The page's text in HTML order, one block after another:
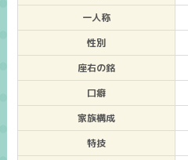
一人称
性別
座右の銘
口癖
家族構成
特技